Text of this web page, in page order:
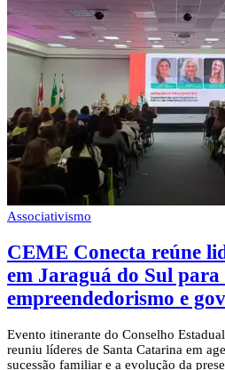
Associativismo
CEME Conecta reúne
em Jaraguá do Sul para
empreendedorismo e
Evento itinerante do Conselho
reuniu líderes de Santa Catarina em
sucessão familiar e a evolução da